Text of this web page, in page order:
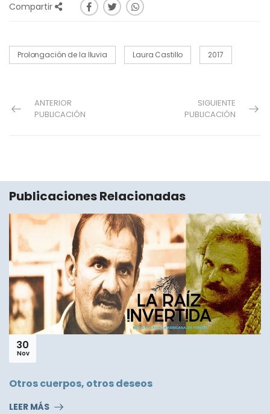
Compartir
Prolongación de la lluvia Laura Castillo 2017
ANTERIOR
PUBLICACIÓN
SIGUIENTE
PUBLICACIÓN
Publicaciones Relacionadas
30
Nov
Otros cuerpos, otros deseos
LEER MÁS